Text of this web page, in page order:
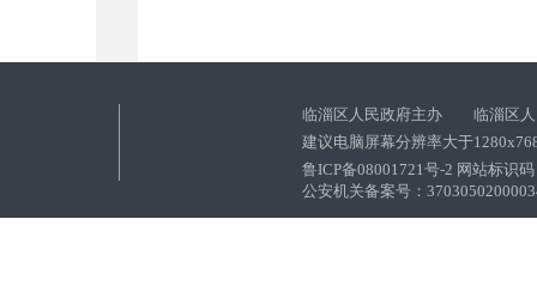
临淄区人民政府主办 临淄区人
建议电脑屏幕分辨率大于
鲁ICP备08001721号-2 网站标识
公安机关备案号：